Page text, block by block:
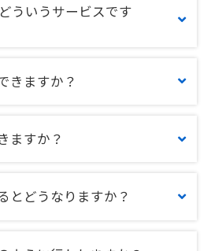
ういうサービスです
きますか？
ますか？
とどうなりますか？